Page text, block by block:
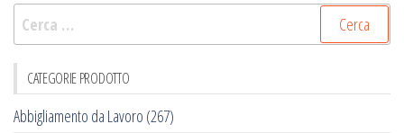
Ricerca
per:
CATEGORIE PRODOTTO
Abbigliamento da Lavoro (267)